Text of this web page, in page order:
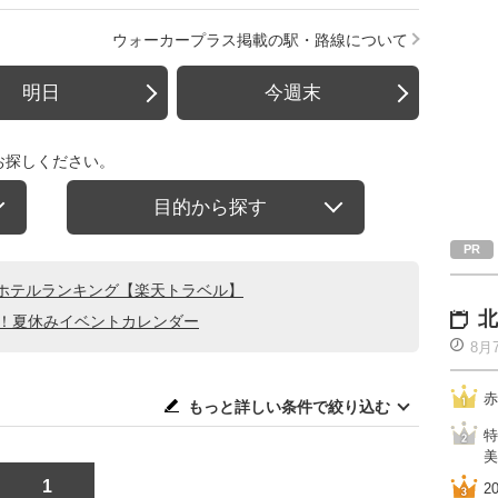
ウォーカープラス掲載の駅・路線について
明日 今週末
しください。
目的から探す
ルランキング【楽天トラベル】
夏休みイベントカレンダー
もっと詳しい条件で絞り込む
1
8月